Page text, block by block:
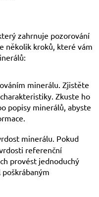
zahrnuje pozorování
několik kroků, které vám
minerálu. Zjistěte
Zkuste ho
popisy minerálů, abyste
minerálu. Pokud
referenční
provést jednoduchý